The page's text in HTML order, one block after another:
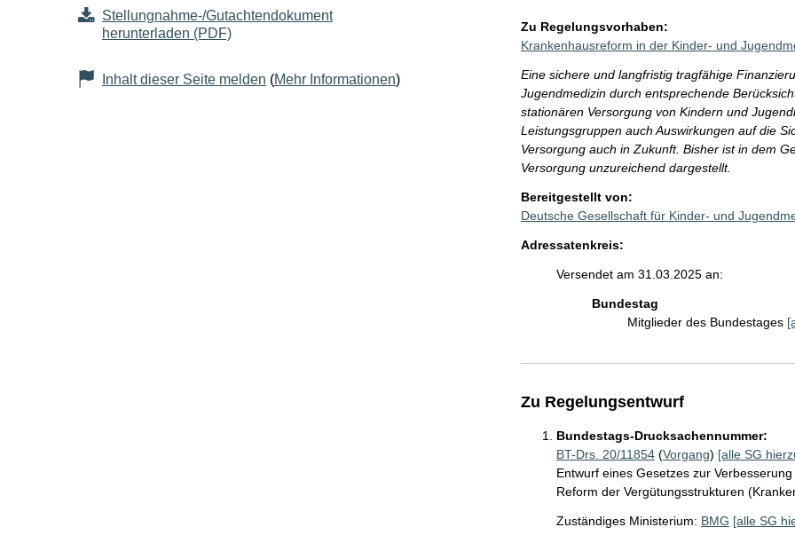
Stellungnahme-/Gutachtendokument
herunterladen (PDF)
Inhalt dieser Seite melden (Mehr Informationen)
Zu Regelungsvorhaben:
Krankenhausreform in der Kinder- und
Eine sichere und langfristig tragfähige
Jugendmedizin durch entsprechende
stationären Versorgung von Kindern und
Leistungsgruppen auch Auswirkungen auf die
Versorgung auch in Zukunft. Bisher ist in dem
Versorgung unzureichend dargestellt.
Bereitgestellt von:
Deutsche Gesellschaft für Kinder- und
Adressatenkreis:
Versendet am 31.03.2025 an:
Bundestag
Mitglieder des Bundestages
Zu Regelungsentwurf
Bundestags-Drucksachennummer:
BT-Drs. 20/11854(Vorgang) [alle SG
Entwurf eines Gesetzes zur
Reform der Vergütungsstrukturen
Zuständiges Ministerium: BMG [alle SG